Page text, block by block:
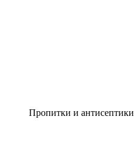
Пропитки и антисептики